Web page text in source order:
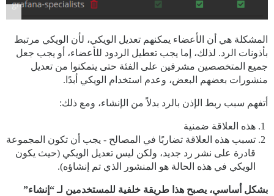
المشكلة هي أن الأعضاء يمكنهم تعديل الويكي، لأن الويكي مرتبط
بأذونات الرد. لذلك، إما يجب تعطيل الردود للأعضاء، أو يجب جعل
جميع المتخصصين مشرفين على الفئة حتى يتمكنوا من تعديل
منشورات بعضهم البعض، وعدم استخدام الويكي أبدًا.
أتفهم سبب ربط الإذن بالرد بدلاً من الإنشاء، ومع ذلك:
هذه العلاقة ضمنية
تسبب هذه العلاقة تضاربًا في المصالح - يجب أن تكون المجموعة
قادرة على نشر رد جديد، ولكن ليس تعديل الويكي (حيث يكون
الويكي في هذه الحالة هو المنشور الذي تم إنشاؤه).
بشكل أساسي، يصبح هذا طريقة خلفية للمستخدمين لـ “إنشاء”